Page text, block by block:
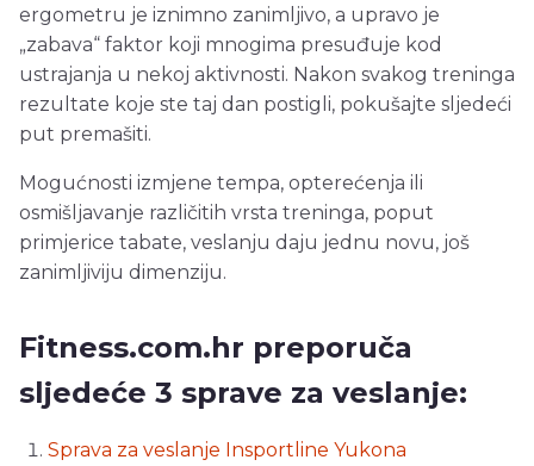
ergometru je iznimno zanimljivo, a upravo je
„zabava“ faktor koji mnogima presuđuje kod
ustrajanja u nekoj aktivnosti. Nakon svakog treninga
rezultate koje ste taj dan postigli, pokušajte sljedeći
put premašiti.
Mogućnosti izmjene tempa, opterećenja ili
osmišljavanje različitih vrsta treninga, poput
primjerice tabate, veslanju daju jednu novu, još
zanimljiviju dimenziju.
Fitness.com.hr preporuča
sljedeće 3 sprave za veslanje:
Sprava za veslanje Insportline Yukona